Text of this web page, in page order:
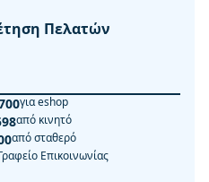
Πελατών
για eshop
από κινητό
από σταθερό
Επικοινωνίας